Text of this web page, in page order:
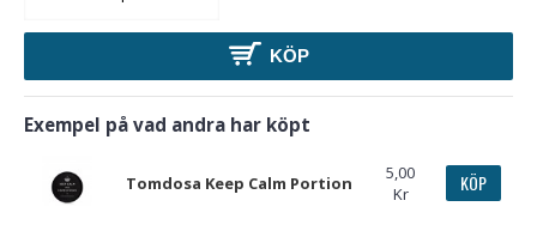
KÖP
Exempel på vad andra har köpt
Tomdosa Keep Calm Portion
5,00
Kr
KÖP